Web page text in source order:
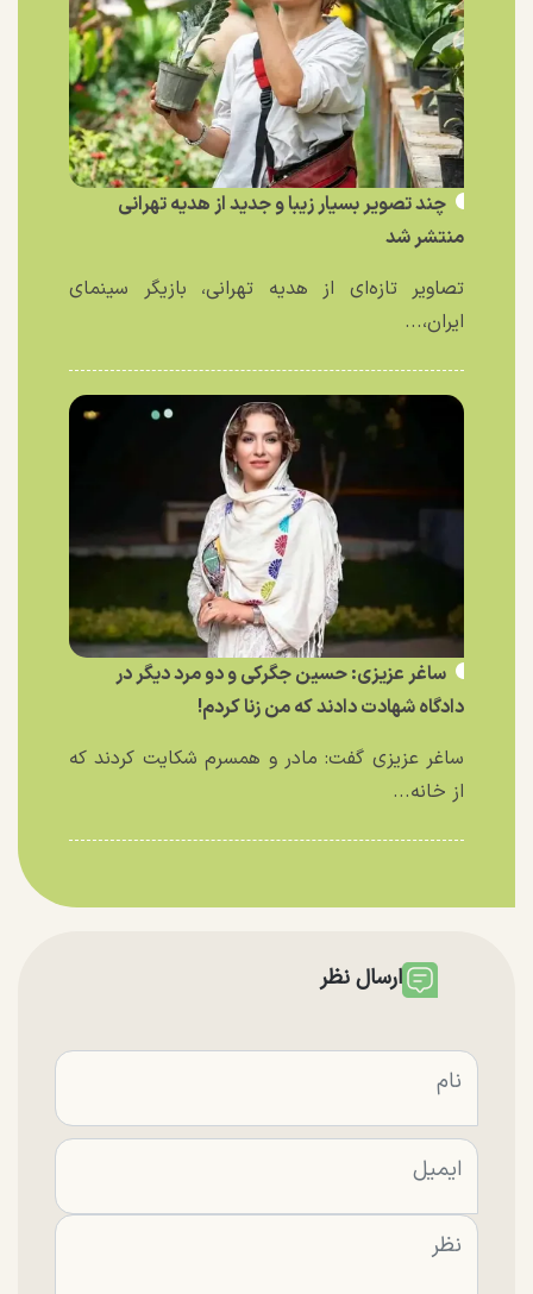
چند تصویر بسیار زیبا و جدید از هدیه تهرانی
منتشر شد
تصاویر تازه‌ای از هدیه تهرانی، بازیگر سینمای
ایران،...
ساغر عزیزی: حسین جگرکی و دو مرد دیگر در
دادگاه شهادت دادند که من زنا کردم!
ساغر عزیزی گفت: مادر و همسرم شکایت کردند که
از خانه...
ارسال نظر